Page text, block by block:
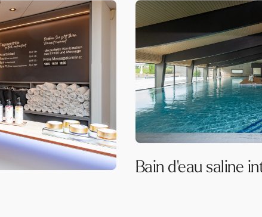
Bain d'eau saline